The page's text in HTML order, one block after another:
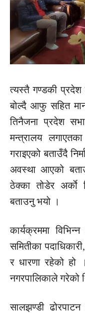
त्यस्तै गण्डकी प्रदेश
बोल्दै आफु सहित
तिनैजना प्रदेश
मन्त्रालय
गराइएको बताउँदै
अवस्था आएको
ठेक्कातोडेरअर्काे
बताउनु भयो ।
कार्यक्रममा
समितीका
र धारणा रहेको हो
नगरपालिकाले गरेको
सालझण्डी